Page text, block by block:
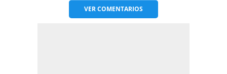
VERCOMENTARIOS